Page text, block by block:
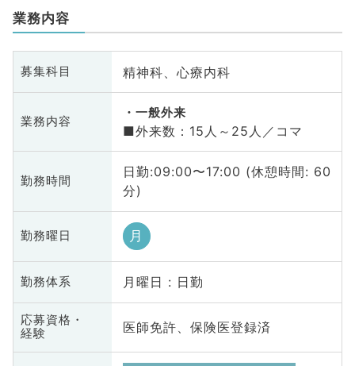
業務内容
募集科目 精神科、心療内科
業務内容
一般外来
■外来数：15人～25人／コマ
勤務時間
日勤:09:00〜17:00 (休憩時間: 60
分)
勤務曜日 月
勤務体系 月曜日 : 日勤
応募資格・
経験
医師免許、保険医登録済